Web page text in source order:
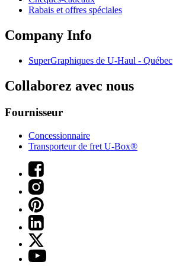
Rabais et offres spéciales
Company Info
SuperGraphiques de U-Haul - Québec
Collaborez avec nous
Fournisseur
Concessionnaire
Transporteur de fret U-Box®